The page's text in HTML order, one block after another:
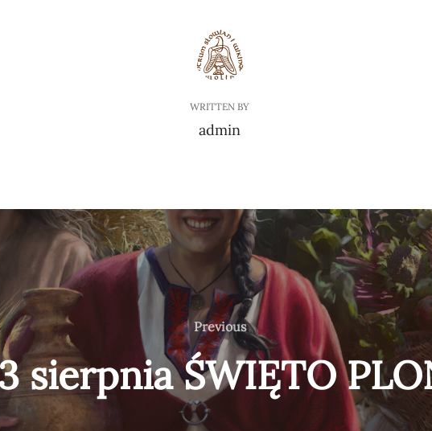
POST AUTHOR
WRITTEN BY
admin
Previous
Previous
sierpnia ŚWIĘTO